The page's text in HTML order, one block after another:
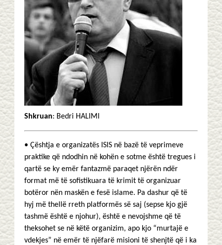
Shkruan: Bedri HALIMI
• Çështja e organizatës ISIS në bazë të veprimeve
praktike që ndodhin në kohën e sotme është tregues i
qartë se ky emër fantazmë paraqet njërën ndër
format më të sofistikuara të krimit të organizuar
botëror nën maskën e fesë islame. Pa dashur që të
hyj më thellë rreth platformës së saj (sepse kjo gjë
tashmë është e njohur), është e nevojshme që të
theksohet se në këtë organizim, apo kjo “murtajë e
vdekjes” në emër të njëfarë misioni të shenjtë që i ka